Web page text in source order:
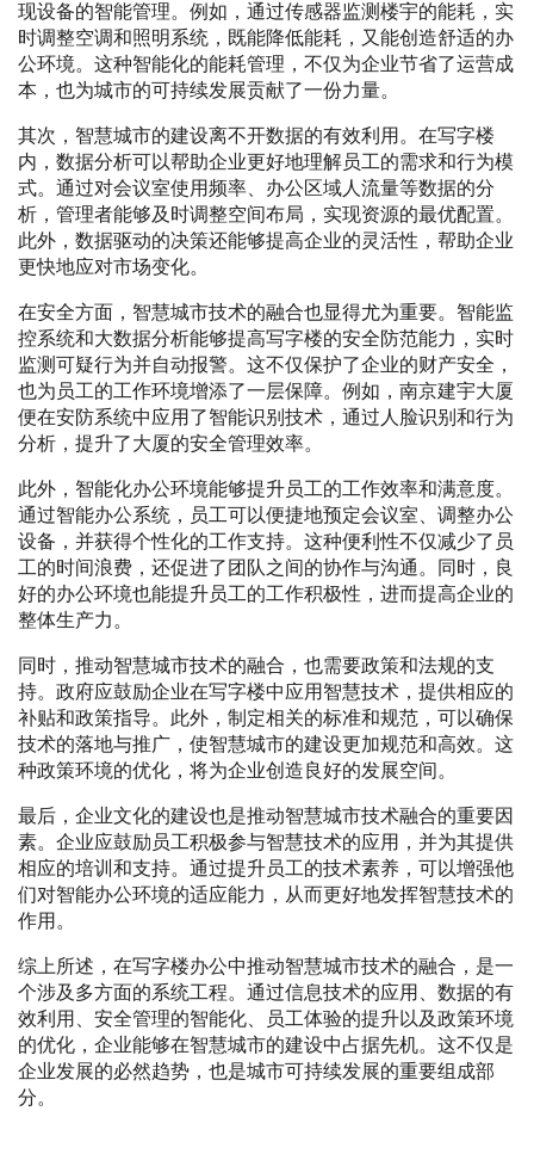
现设备的智能管理。例如，通过传感器监测楼宇的能耗，实
时调整空调和照明系统，既能降低能耗，又能创造舒适的办
公环境。这种智能化的能耗管理，不仅为企业节省了运营成
本，也为城市的可持续发展贡献了一份力量。
其次，智慧城市的建设离不开数据的有效利用。在写字楼
内，数据分析可以帮助企业更好地理解员工的需求和行为模
式。通过对会议室使用频率、办公区域人流量等数据的分
析，管理者能够及时调整空间布局，实现资源的最优配置。
此外，数据驱动的决策还能够提高企业的灵活性，帮助企业
更快地应对市场变化。
在安全方面，智慧城市技术的融合也显得尤为重要。智能监
控系统和大数据分析能够提高写字楼的安全防范能力，实时
监测可疑行为并自动报警。这不仅保护了企业的财产安全，
也为员工的工作环境增添了一层保障。例如，南京建宇大厦
便在安防系统中应用了智能识别技术，通过人脸识别和行为
分析，提升了大厦的安全管理效率。
此外，智能化办公环境能够提升员工的工作效率和满意度。
通过智能办公系统，员工可以便捷地预定会议室、调整办公
设备，并获得个性化的工作支持。这种便利性不仅减少了员
工的时间浪费，还促进了团队之间的协作与沟通。同时，良
好的办公环境也能提升员工的工作积极性，进而提高企业的
整体生产力。
同时，推动智慧城市技术的融合，也需要政策和法规的支
持。政府应鼓励企业在写字楼中应用智慧技术，提供相应的
补贴和政策指导。此外，制定相关的标准和规范，可以确保
技术的落地与推广，使智慧城市的建设更加规范和高效。这
种政策环境的优化，将为企业创造良好的发展空间。
最后，企业文化的建设也是推动智慧城市技术融合的重要因
素。企业应鼓励员工积极参与智慧技术的应用，并为其提供
相应的培训和支持。通过提升员工的技术素养，可以增强他
们对智能办公环境的适应能力，从而更好地发挥智慧技术的
作用。
综上所述，在写字楼办公中推动智慧城市技术的融合，是一
个涉及多方面的系统工程。通过信息技术的应用、数据的有
效利用、安全管理的智能化、员工体验的提升以及政策环境
的优化，企业能够在智慧城市的建设中占据先机。这不仅是
企业发展的必然趋势，也是城市可持续发展的重要组成部
分。